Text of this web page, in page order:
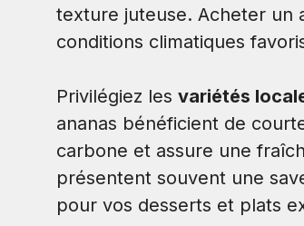
texture juteuse. Acheter un
conditions climatiques
Privilégiez les variétés
ananas bénéficient de
carbone et assure une
présentent souvent une
pour vos desserts et plats